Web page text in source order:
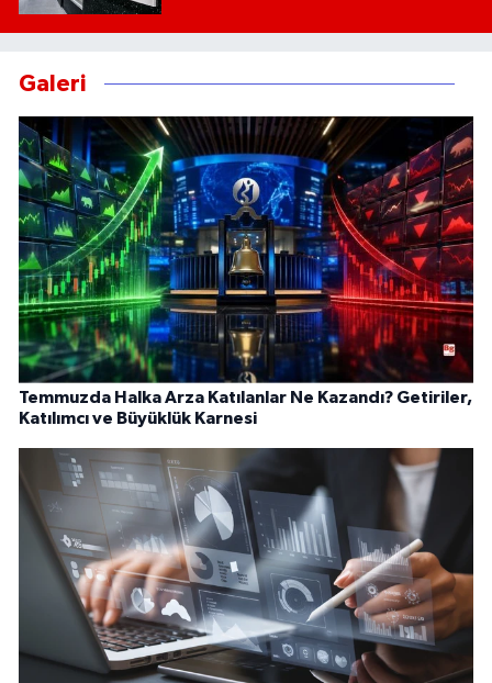
Galeri
Temmuzda Halka Arza Katılanlar Ne Kazandı? Getiriler,
Katılımcı ve Büyüklük Karnesi